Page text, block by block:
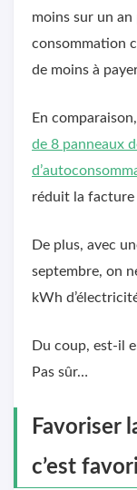
moins sur un
consommation
de moins à
En
de 8 panneaux
réduit la facture
De plus, avec
septembre, on
kWh
Du coup, est-il
Pas sûr…
Favoriser
c’est